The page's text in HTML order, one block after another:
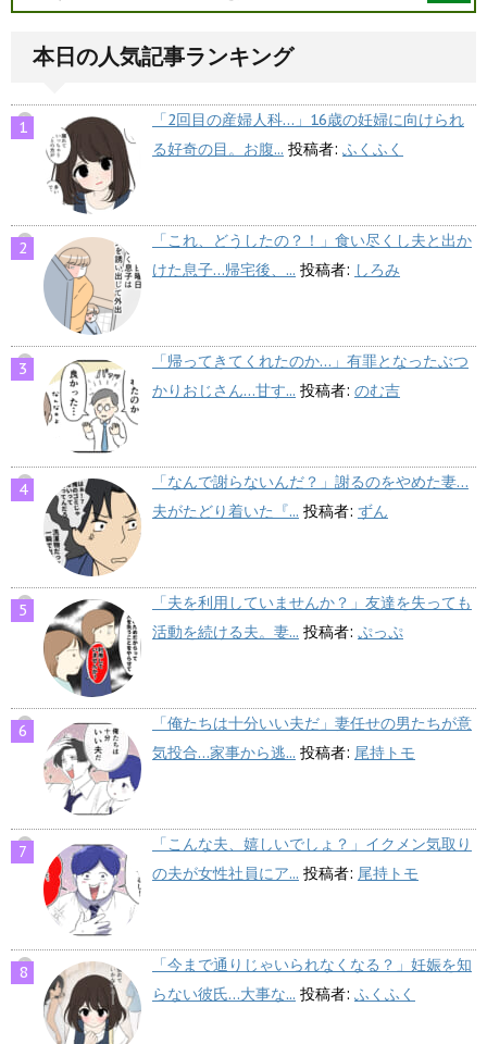
本日の人気記事ランキング
「2回目の産婦人科…」16歳の妊婦に向けられ
る好奇の目。お腹... 投稿者: ふくふく
「これ、どうしたの？！」食い尽くし夫と出か
けた息子…帰宅後、... 投稿者: しろみ
「帰ってきてくれたのか…」有罪となったぶつ
かりおじさん…甘す... 投稿者: のむ吉
「なんで謝らないんだ？」謝るのをやめた妻…
夫がたどり着いた『... 投稿者: ずん
「夫を利用していませんか？」友達を失っても
活動を続ける夫。妻... 投稿者: ぷっぷ
「俺たちは十分いい夫だ」妻任せの男たちが意
気投合…家事から逃... 投稿者: 尾持トモ
「こんな夫、嬉しいでしょ？」イクメン気取り
の夫が女性社員にア... 投稿者: 尾持トモ
「今まで通りじゃいられなくなる？」妊娠を知
らない彼氏…大事な... 投稿者: ふくふく